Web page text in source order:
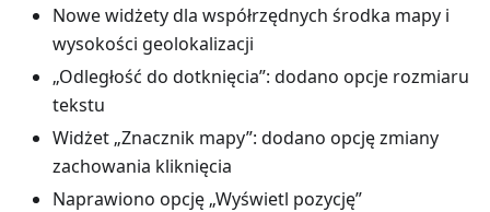
Nowe widżety dla współrzędnych środka mapy i
wysokości geolokalizacji
„Odległość do dotknięcia”: dodano opcje rozmiaru
tekstu
Widżet „Znacznik mapy”: dodano opcję zmiany
zachowania kliknięcia
Naprawiono opcję „Wyświetl pozycję”